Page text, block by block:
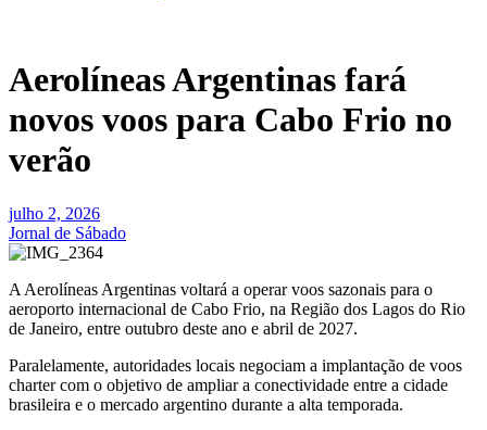
Aerolíneas Argentinas fará
novos voos para Cabo Frio no
verão
julho 2, 2026
Jornal de Sábado
A Aerolíneas Argentinas voltará a operar voos sazonais para o
aeroporto internacional de Cabo Frio, na Região dos Lagos do Rio
de Janeiro, entre outubro deste ano e abril de 2027.
Paralelamente, autoridades locais negociam a implantação de voos
charter com o objetivo de ampliar a conectividade entre a cidade
brasileira e o mercado argentino durante a alta temporada.